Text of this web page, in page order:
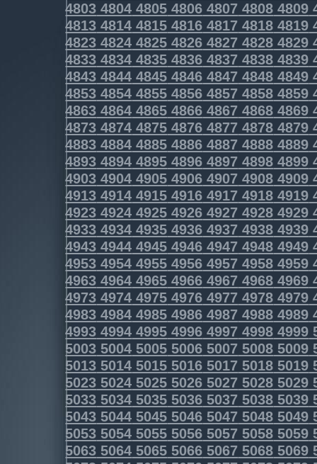
4803 4804 4805 4806 4807 4808 4809
4813 4814 4815 4816 4817 4818 4819
4823 4824 4825 4826 4827 4828 4829
4833 4834 4835 4836 4837 4838 4839
4843 4844 4845 4846 4847 4848 4849
4853 4854 4855 4856 4857 4858 4859
4863 4864 4865 4866 4867 4868 4869
4873 4874 4875 4876 4877 4878 4879
4883 4884 4885 4886 4887 4888 4889
4893 4894 4895 4896 4897 4898 4899
4903 4904 4905 4906 4907 4908 4909
4913 4914 4915 4916 4917 4918 4919
4923 4924 4925 4926 4927 4928 4929
4933 4934 4935 4936 4937 4938 4939
4943 4944 4945 4946 4947 4948 4949
4953 4954 4955 4956 4957 4958 4959
4963 4964 4965 4966 4967 4968 4969
4973 4974 4975 4976 4977 4978 4979
4983 4984 4985 4986 4987 4988 4989
4993 4994 4995 4996 4997 4998 4999
5003 5004 5005 5006 5007 5008 5009
5013 5014 5015 5016 5017 5018 5019
5023 5024 5025 5026 5027 5028 5029
5033 5034 5035 5036 5037 5038 5039
5043 5044 5045 5046 5047 5048 5049
5053 5054 5055 5056 5057 5058 5059
5063 5064 5065 5066 5067 5068 5069